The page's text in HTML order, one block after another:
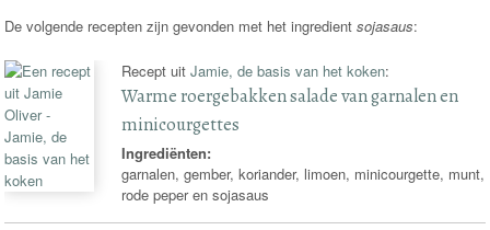
De volgende recepten zijn gevonden met het ingredientsojasaus:
Recept uitJamie, de basis van het koken:
Warme roergebakken salade van garnalen en
minicourgettes
Ingrediënten:
garnalen, gember, koriander, limoen, minicourgette, munt,
rode peper en sojasaus